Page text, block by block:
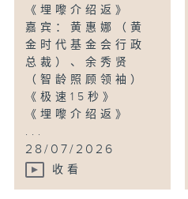
《埋嚟介绍返》
嘉宾：黄惠娜（黄
金时代基金会行政
总裁）、余秀贤
（智龄照顾领袖）
《极速15秒》
《埋嚟介绍返》
...
28/07/2026
收看